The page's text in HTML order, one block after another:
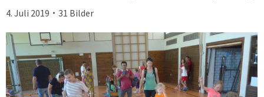
4. Juli 2019 31 Bilder